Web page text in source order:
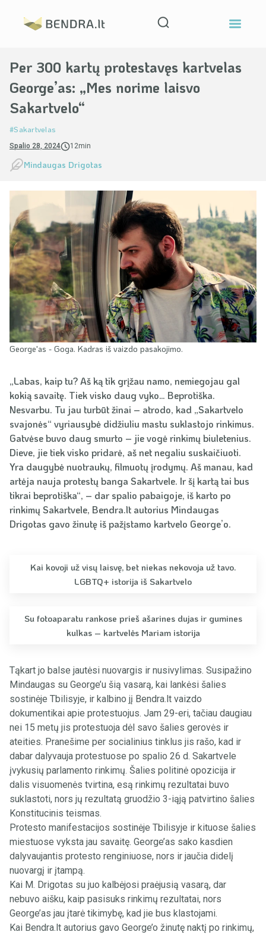
Per 300 kartų protestavęs kartvelas
George’as: „Mes norime laisvo
Sakartvelo“
#Sakartvelas
Spalio 28, 2024 12min
Mindaugas Drigotas
George'as - Goga. Kadras iš vaizdo pasakojimo.
„Labas, kaip tu? Aš ką tik grįžau namo, nemiegojau gal
kokią savaitę. Tiek visko daug vyko… Beprotiška.
Nesvarbu. Tu jau turbūt žinai – atrodo, kad „Sakartvelo
svajonės“ vyriausybė didžiuliu mastu suklastojo rinkimus.
Gatvėse buvo daug smurto – jie vogė rinkimų biuletenius.
Dieve, jie tiek visko pridarė, aš net negaliu suskaičiuoti.
Yra daugybė nuotraukų, filmuotų įrodymų. Aš manau, kad
artėja nauja protestų banga Sakartvele. Ir šį kartą tai bus
tikrai beprotiška“, – dar spalio pabaigoje, iš karto po
rinkimų Sakartvele, Bendra.lt autorius Mindaugas
Drigotas gavo žinutę iš pažįstamo kartvelo George’o.
Kai kovoji už visų laisvę, bet niekas nekovoja už tavo.
LGBTQ+ istorija iš Sakartvelo
Su fotoaparatu rankose prieš ašarines dujas ir gumines
kulkas – kartvelės Mariam istorija
Tąkart jo balse jautėsi nuovargis ir nusivylimas. Susipažino
Mindaugas su George’u šią vasarą, kai lankėsi šalies
sostinėje Tbilisyje, ir kalbino jį Bendra.lt vaizdo
dokumentikai apie protestuojus. Jam 29-eri, tačiau daugiau
nei 15 metų jis protestuoja dėl savo šalies gerovės ir
ateities. Pranešime per socialinius tinklus jis rašo, kad ir
dabar dalyvauja protestuose po spalio 26 d. Sakartvele
įvykusių parlamento rinkimų. Šalies politinė opozicija ir
dalis visuomenės tvirtina, esą rinkimų rezultatai buvo
suklastoti, nors jų rezultatą gruodžio 3-iąją patvirtino šalies
Konstitucinis teismas.
Protesto manifestacijos sostinėje Tbilisyje ir kituose šalies
miestuose vyksta jau savaitę. George’as sako kasdien
dalyvaujantis protesto renginiuose, nors ir jaučia didelį
nuovargį ir įtampą.
Kai M. Drigotas su juo kalbėjosi praėjusią vasarą, dar
nebuvo aišku, kaip pasisuks rinkimų rezultatai, nors
George’as jau įtarė tikimybę, kad jie bus klastojami.
Kai Bendra.lt autorius gavo George’o žinutę naktį po rinkimų,